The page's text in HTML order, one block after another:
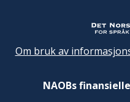
Om bruk av
NAOBs